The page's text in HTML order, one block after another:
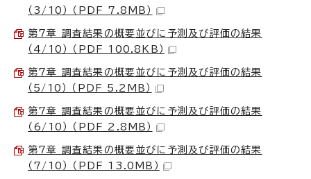
（3/10） （PDF 7.8MB）
第7章 調査結果の概要並びに予測及び評価の結果
（4/10） （PDF 100.8KB）
第7章 調査結果の概要並びに予測及び評価の結果
（5/10） （PDF 5.2MB）
第7章 調査結果の概要並びに予測及び評価の結果
（6/10） （PDF 2.8MB）
第7章 調査結果の概要並びに予測及び評価の結果
（7/10） （PDF 13.0MB）